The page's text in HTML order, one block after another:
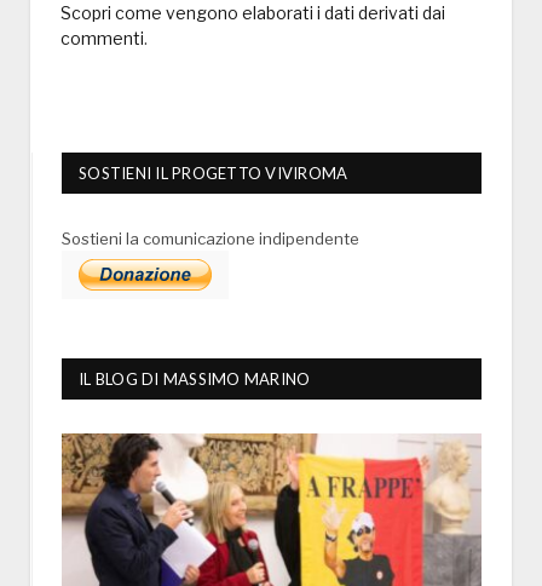
Scopri come vengono elaborati i dati derivati dai
commenti.
SOSTIENI IL PROGETTO VIVIROMA
Sostieni la comunicazione indipendente
IL BLOG DI MASSIMO MARINO